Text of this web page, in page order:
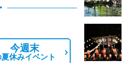
今週末
夏休みイベント